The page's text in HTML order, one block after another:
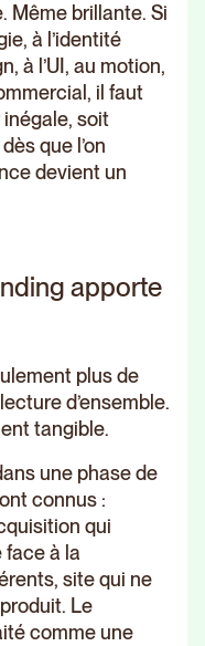
Même brillante. Si
à l’identité
à l’UI, au motion,
il faut
soit
que l’on
devient un
apporte
plus de
d’ensemble.
tangible.
une phase de
connus :
qui
à la
site qui ne
Le
comme une